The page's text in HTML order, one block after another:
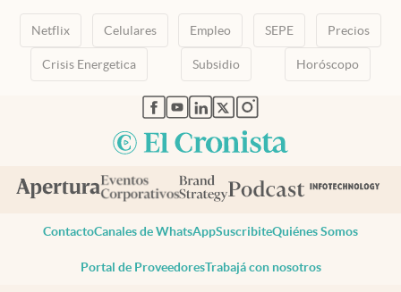
Netflix Celulares Empleo SEPE Precios
Crisis Energetica Subsidio Horóscopo
abre en nueva pestaña
abre en nueva pestaña
abre en nueva pestaña
abre en nueva pestaña
abre en nueva pestaña
ContactoCanales de WhatsAppSuscribiteQuiénes Somos
Portal de ProveedoresTrabajá con nosotros